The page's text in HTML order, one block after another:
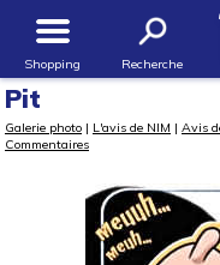
Shopping Recherche
Pit
Galerie photo | L'avis de NIM | Avis
Commentaires